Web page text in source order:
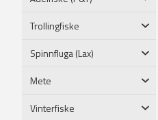
Trollingfiske
Spinnfluga (Lax)
Mete
Vinterfiske